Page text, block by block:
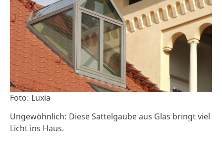
Foto: Luxia
Ungewöhnlich: Diese Sattelgaube aus Glas bringt viel
Licht ins Haus.